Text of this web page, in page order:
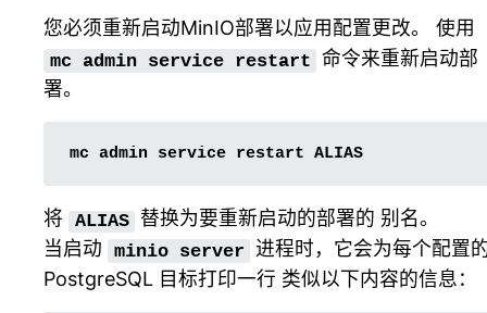
您必须重新启动MinIO部署以应用配置更改。 使用
mc admin service restart 命令来重新启动部
署。
mc admin service restart
将 ALIAS 替换为要重新启动的部署的 别名。
当启动
minio server 进程时，它会为每个配置
PostgreSQL 目标打印一行 类似以下内容的信息：